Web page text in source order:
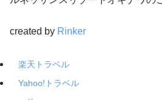
created by Rinker
楽天トラベル
Yahoo!トラベル